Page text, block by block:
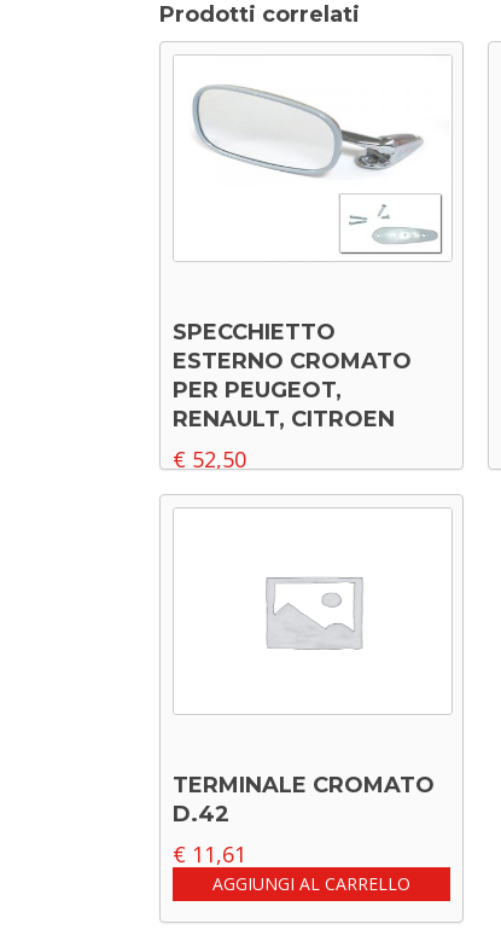
Prodotti correlati
SPECCHIETTO
ESTERNO CROMATO
PER PEUGEOT,
RENAULT, CITROEN
€ 52,50
TERMINALE CROMATO
D.42
€ 11,61
AGGIUNGI AL CARRELLO